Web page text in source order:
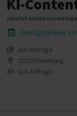
KI-
zuletzt online vor
Verfügbarkeit
auf Anfrage
22159 Hamburg
auf Anfrage